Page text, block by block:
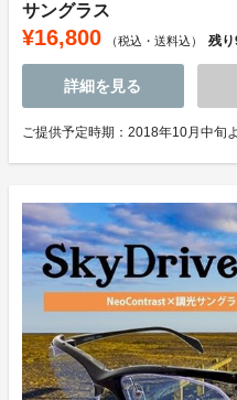
サングラス
¥16,800 （税込・送料込） 残り
詳細を見る
ご提供予定時期：2018年10月中旬